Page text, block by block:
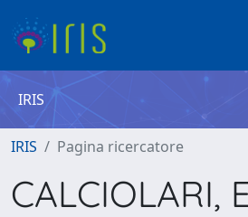
IRIS
IRIS Pagina ricercatore
CALCIOLARI,